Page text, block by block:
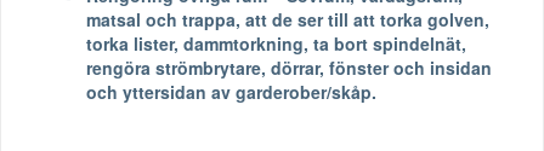
matsal och trappa, att de ser till att torka golven,
torka lister, dammtorkning, ta bort spindelnät,
rengöra strömbrytare, dörrar, fönster och insidan
och yttersidan av garderober/skåp.